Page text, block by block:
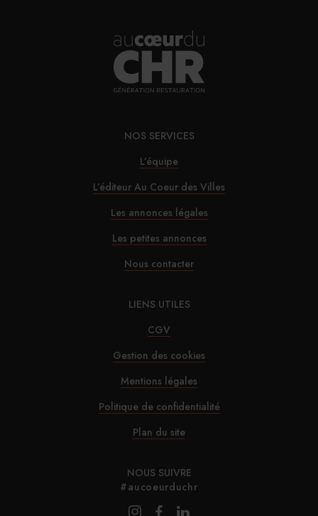
NOS SERVICES
L’équipe
L’éditeur Au Coeur des Villes
Les annonces légales
Les petites annonces
Nous contacter
LIENS UTILES
CGV
Gestion des cookies
Mentions légales
Politique de confidentialité
Plan du site
NOUS SUIVRE
#aucoeurduchr